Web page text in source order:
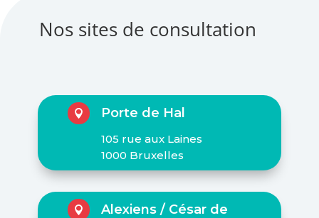
Nos sites de consultation
 Porte de Hal
105 rue aux Laines
1000 Bruxelles

Alexiens / César de